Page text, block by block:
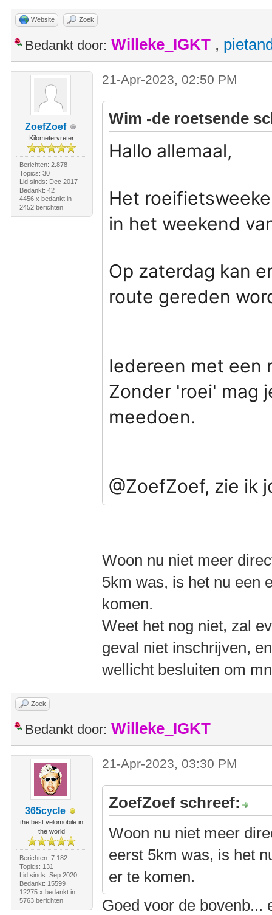
Website Zoek
Bedankt door: Willeke_IGKT ,
ZoefZoef
Kilometervreter
Berichten: 2.878
Topics: 30
Lid sinds: Dec 2017
Bedankt: 42
4456 x bedankt in
2452 berichten
21-Apr-2023, 02:50 PM
Wim -de roetsende
Hallo allemaal,
Het
in het weekend
Op zaterdag kan
route gereden
Iedereen met een
Zonder 'roei' mag
meedoen.
@ZoefZoef, zie ik
Woon nu niet meer
5km was, is het nu een
komen.
Weet het nog niet, zal
geval niet inschrijven,
wellicht besluiten om
Zoek
Bedankt door: Willeke_IGKT
365cycle
the best velomobile in
the world
Berichten: 7.182
Topics: 131
Lid sinds: Sep 2020
Bedankt: 15599
12275 x bedankt in
5763 berichten
21-Apr-2023, 03:30 PM
ZoefZoef schreef:
Woon nu niet meer
eerst 5km was, is het
er te komen.
Goed voor de bovenb...